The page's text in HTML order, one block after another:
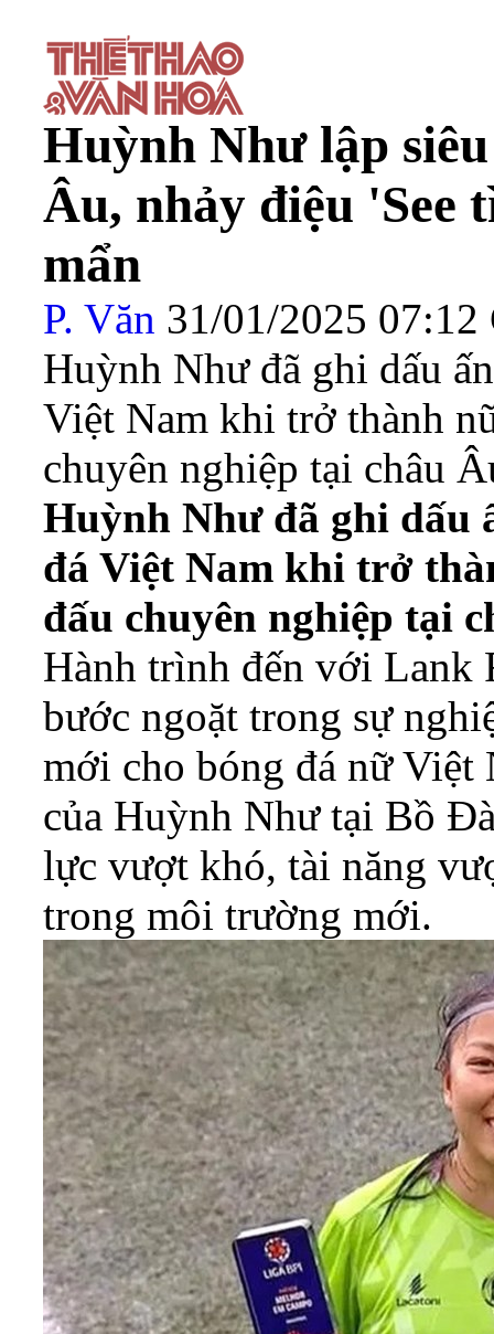
Huỳnh Như lập
Âu, nhảy điệu 'See
mẩn
P. Văn 31/01/2025
Huỳnh Như đã ghi dấu
Việt Nam khi trở thành
chuyên nghiệp tại châu
Huỳnh Như đã ghi dấu
đá Việt Nam khi trở
đấu chuyên nghiệp tại
Hành trình đến với Lank
bước ngoặt trong sự
mới cho bóng đá nữ Việt
của Huỳnh Như tại Bồ
lực vượt khó, tài năng
trong môi trường mới.